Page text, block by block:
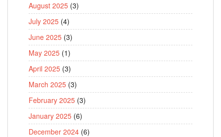
August 2025 (3)
July 2025 (4)
June 2025 (3)
May 2025 (1)
April 2025 (3)
March 2025 (3)
February 2025 (3)
January 2025 (6)
December 2024 (6)